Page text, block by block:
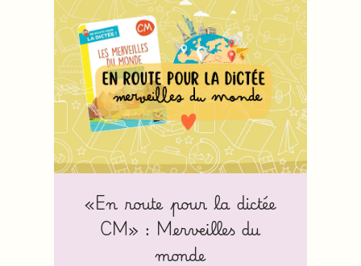
«En route pour la dictée
CM» : Merveilles du
monde